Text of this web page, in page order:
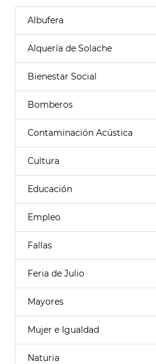
Albufera
Alquería de Solache
Bienestar Social
Bomberos
Contaminación Acústica
Cultura
Educación
Empleo
Fallas
Feria de Julio
Mayores
Mujer e Igualdad
Naturia